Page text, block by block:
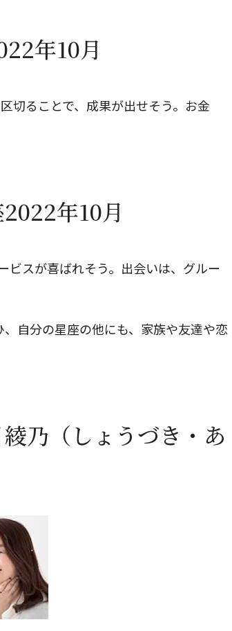
年10月
切ることで、成果が出せそう。お金
年10月
ビスが喜ばれそう。出会いは、グルー
自分の星座の他にも、家族や友達や恋
乃（しょうづき・あ